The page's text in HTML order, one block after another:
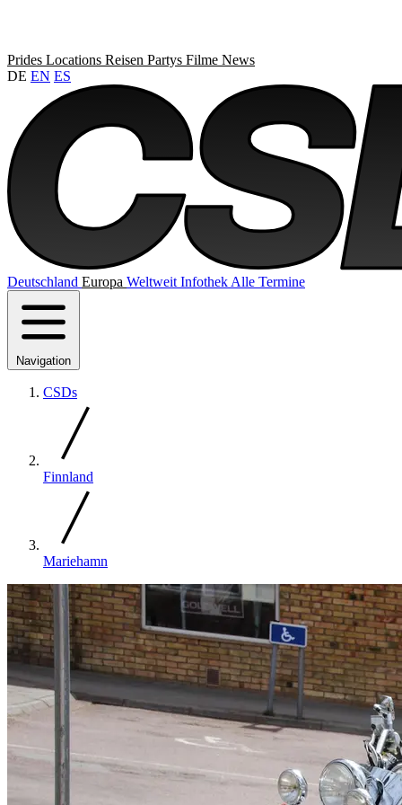
Prides Locations Reisen Partys Filme News
DE EN ES
Deutschland Europa Weltweit Infothek Alle Termine
Navigation
CSDs
Finnland
Mariehamn